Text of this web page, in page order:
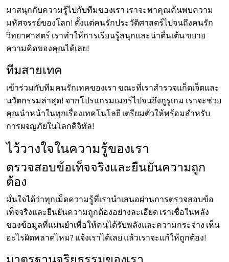
มาสนุกกับความรู้ไปกับทีมของเรา เราจะพาคุณค้นพบความ
มหัศจรรย์ของโลก! ตั้งแต่คนรักประวัติศาสตร์ไปจนถึงคนรัก
วิทยาศาสตร์ เราทำให้การเรียนรู้สนุกและน่าตื่นเต้น ขยาย
ความคิดของคุณได้เลย!
ทีมสายเทค
เข้าร่วมกับทีมคนรักเทคของเรา ขณะที่เราสำรวจแก็ดเจ็ตและ
นวัตกรรมล่าสุด! จากโปรแกรมเมอร์ไปจนถึงกูรูเกม เราจะช่วย
คุณนำหน้าในทุกเรื่องเทคโนโลยี เตรียมตัวให้พร้อมสำหรับ
การผจญภัยในโลกดิจิทัล!
ไว้วางใจในความรู้ของเรา
ตรวจสอบข้อเท็จจริงและยืนยันความถูก
ต้อง
มั่นใจได้ว่าทุกเม็ดความรู้ที่เรานำเสนอผ่านการตรวจสอบข้อ
เท็จจริงและยืนยันความถูกต้องอย่างละเอียด เราเชื่อในพลัง
ของข้อมูลที่แม่นยำเพื่อให้คนได้รับพลังและความกระจ่าง เห็น
อะไรผิดพลาดไหม? แจ้งเราได้เลย แล้วเราจะแก้ให้ถูกต้อง!